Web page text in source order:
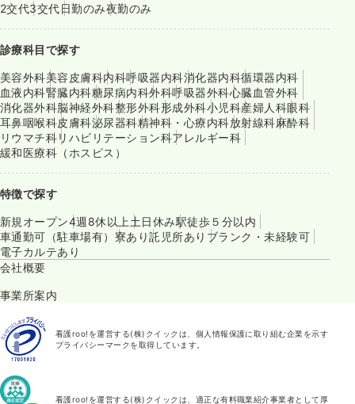
2交代3交代日勤のみ夜勤のみ
診療科目で探す
美容外科美容皮膚科内科呼吸器内科消化器内科循環器内科
血液内科腎臓内科糖尿病内科外科呼吸器外科心臓血管外科
消化器外科脳神経外科整形外科形成外科小児科産婦人科眼科
耳鼻咽喉科皮膚科泌尿器科精神科・心療内科放射線科麻酔科
リウマチ科リハビリテーション科アレルギー科
緩和医療科（ホスピス）
特徴で探す
新規オープン4週8休以上 土日休み駅徒歩５分以内
車通勤可（駐車場有） 寮あり託児所あり ブランク・未経験可
電子カルテあり
会社概要
事業所案内
看護roo!を運営する(株)クイックは、個人情報保護に取り組む企業を示す
プライバシーマークを取得しています。
看護roo!を運営する(株)クイックは、適正な有料職業紹介事業者として厚